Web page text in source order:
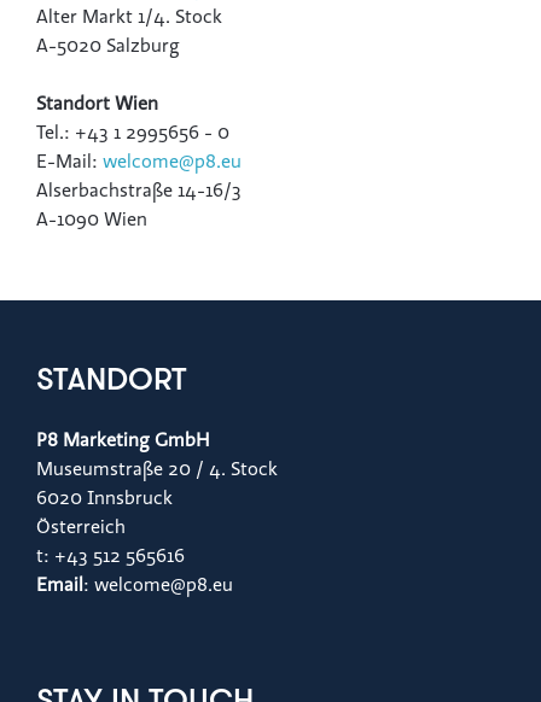
Alter Markt 1/4. Stock
A-5020 Salzburg
Standort Wien
Tel.: +43 1 2995656 - 0
E-Mail: welcome@p8.eu
Alserbachstraße 14-16/3
A-1090 Wien
STANDORT
P8 Marketing GmbH
Museumstraße 20 / 4. Stock
6020 Innsbruck
Österreich
t: +43 512 565616
Email : welcome@p8.eu